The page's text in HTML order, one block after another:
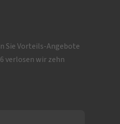
Sie Vorteils-Angebote
verlosen wir zehn